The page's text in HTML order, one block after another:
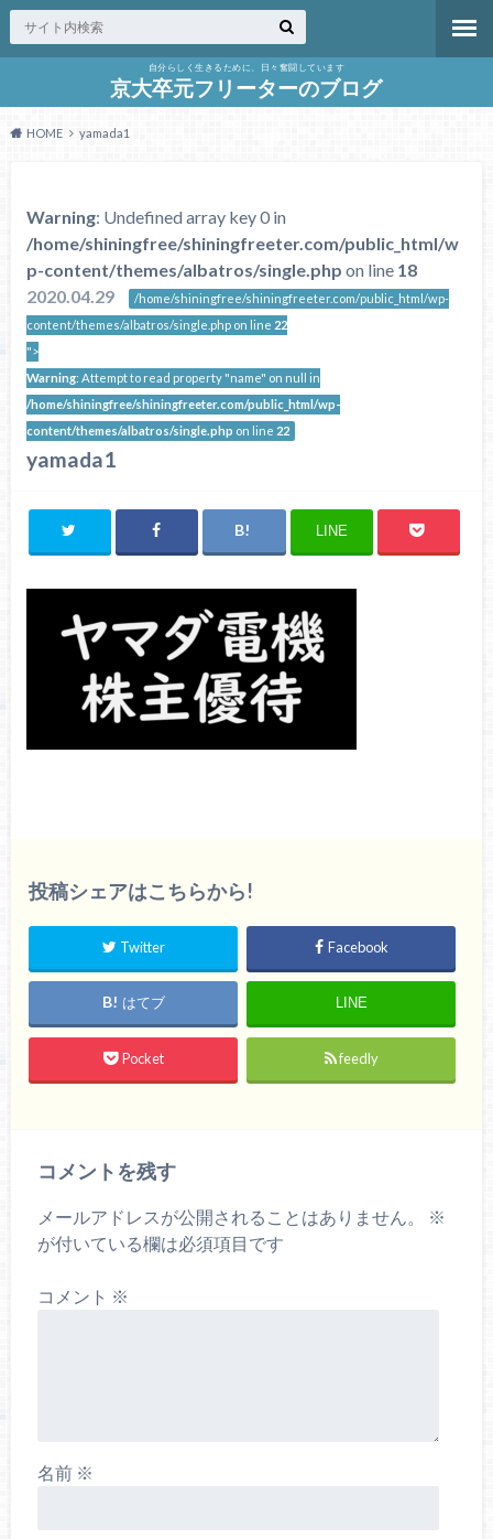
自分らしく生きるために、日々奮闘しています
京大卒元フリーターのブログ
HOME yamada1
Warning: Undefined array key 0 in
/home/shiningfree/shiningfreeter.com/public_html/w
p-content/themes/albatros/single.php on line 18
2020.04.29
/home/shiningfree/shiningfreeter.com/public_html/wp-
content/themes/albatros/single.php on line 22
">
Warning: Attempt to read property "name" on null in
/home/shiningfree/shiningfreeter.com/public_html/wp-
content/themes/albatros/single.php on line 22
yamada1
LINE
投稿シェアはこちらから!
Twitter Facebook
はてブ LINE
Pocket feedly
コメントを残す
メールアドレスが公開されることはありません。
※
が付いている欄は必須項目です
コメント ※
名前 ※